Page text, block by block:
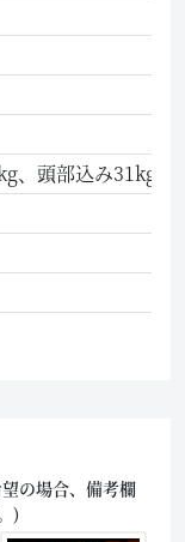
、頭部込み31kg
の場合、備考欄
)